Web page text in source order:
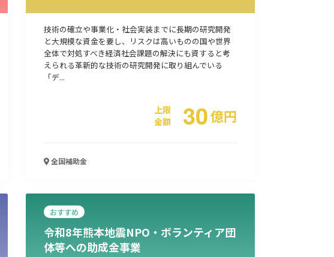
技術の確立や事業化・社会実装までに長期の研究開発
と大規模な資金を要し、リスクは高いものの国や世界
全体で対処すべき経済社会課題の解決にも資すると考
えられる革新的な技術の研究開発に取り組んでいる
「デ...
上限
金額
30億円
全国補助金
おすすめ
令和8年熊本地震NPO・ボランティア団
体等への助成金事業